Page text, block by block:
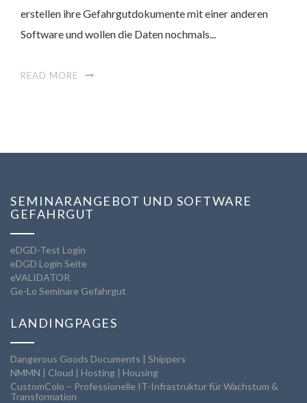
erstellen ihre Gefahrgutdokumente mit einer anderen
Software und wollen die Daten nochmals...
READ MORE
SEMINARANGEBOT UND SOFTWARE
GEFAHRGUT
eDGD-Test Login
eDGD Login Seite
eVALIDATOR
Ge-Lo Seminare Gefahrgut
LANDINGPAGES
Dangerous Goods Documents | Shippers
NMMN | Cloud | Hosting | Housing
CustomColo – Professionelle IT-Infrastruktur für Wachstum &
Transformation